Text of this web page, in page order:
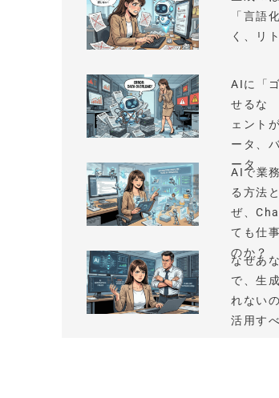
「言語
く、リ
AIに「
せるな
ェント
ータ、
ータ
AIで業
る方法
ぜ、
ても仕
のか？
なぜあ
で、生
れない
活用す